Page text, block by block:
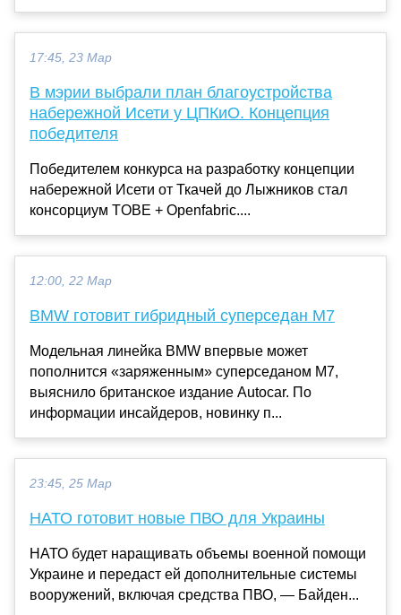
17:45, 23 Мар
В мэрии выбрали план благоустройства
набережной Исети у ЦПКиО. Концепция
победителя
Победителем конкурса на разработку концепции
набережной Исети от Ткачей до Лыжников стал
консорциум TOBE + Openfabric....
12:00, 22 Мар
BMW готовит гибридный суперседан М7
Модельная линейка BMW впервые может
пополнится «заряженным» суперседаном M7,
выяснило британское издание Autocar. По
информации инсайдеров, новинку п...
23:45, 25 Мар
НАТО готовит новые ПВО для Украины
НАТО будет наращивать объемы военной помощи
Украине и передаст ей дополнительные системы
вооружений, включая средства ПВО, — Байден...